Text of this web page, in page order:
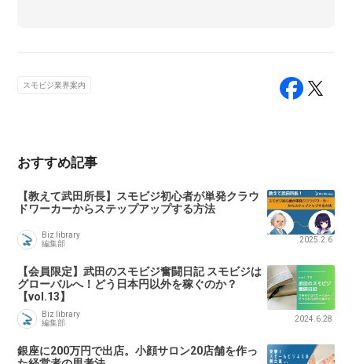
スモビジ業界案内
おすすめ記事
【教えて武田所長】スモビジ初心者が単発クラウ
ドワーカーからステップアップする方法
Biz library
編集部
2025.2.6
【会員限定】武田のスモビジ奮闘日記 スモビジは
グローバルへ！どう日本円以外を稼ぐのか？
【vol.13】
Biz library
編集部
2024.6.28
銀座に200万円で出店。小顔サロン20店舗を作っ